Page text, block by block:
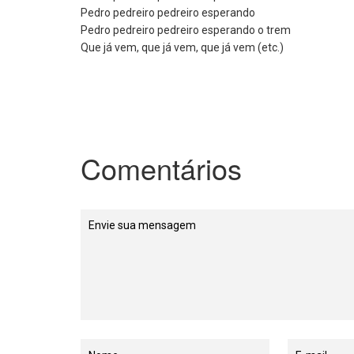
Pedro pedreiro pedreiro esperando
Pedro pedreiro pedreiro esperando o trem
Que já vem, que já vem, que já vem (etc.)
Comentários